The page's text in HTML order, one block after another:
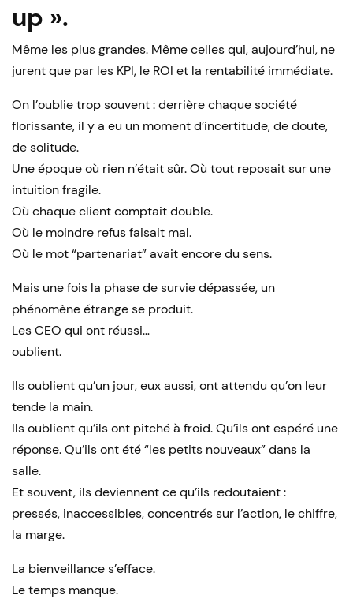
up ».
Même les plus grandes. Même celles qui, aujourd’hui, ne
jurent que par les KPI, le ROI et la rentabilité immédiate.
On l’oublie trop souvent : derrière chaque société
florissante, il y a eu un moment d’incertitude, de doute,
de solitude.
Une époque où rien n’était sûr. Où tout reposait sur une
intuition fragile.
Où chaque client comptait double.
Où le moindre refus faisait mal.
Où le mot “partenariat” avait encore du sens.
Mais une fois la phase de survie dépassée, un
phénomène étrange se produit.
Les CEO qui ont réussi…
oublient.
Ils oublient qu’un jour, eux aussi, ont attendu qu’on leur
tende la main.
Ils oublient qu’ils ont pitché à froid. Qu’ils ont espéré une
réponse. Qu’ils ont été “les petits nouveaux” dans la
salle.
Et souvent, ils deviennent ce qu’ils redoutaient :
pressés, inaccessibles, concentrés sur l’action, le chiffre,
la marge.
La bienveillance s’efface.
Le temps manque.